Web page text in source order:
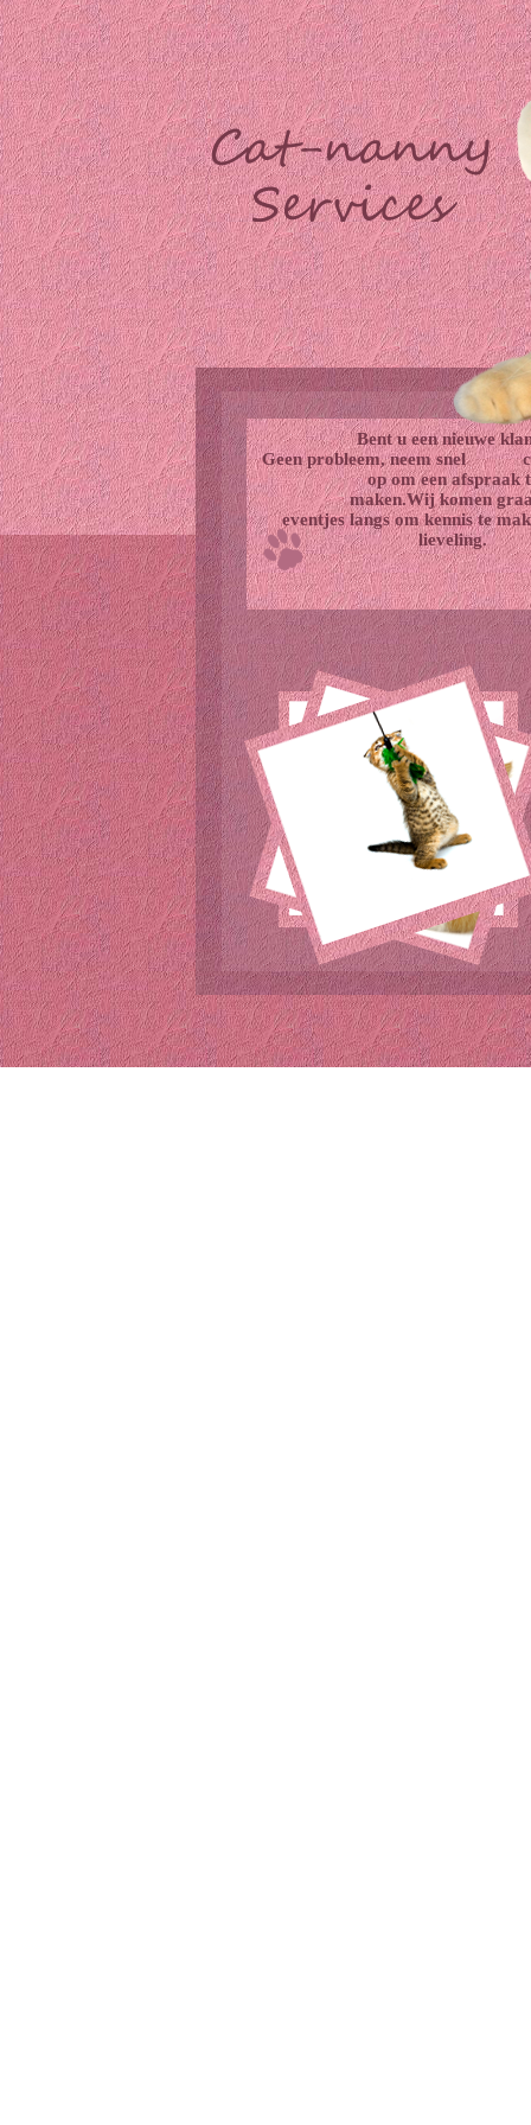
Bent u een nieuwe
Geen probleem, neem snel
op om een afspraak
maken.Wij komen
eventjes langs om kennis te
lieveling.